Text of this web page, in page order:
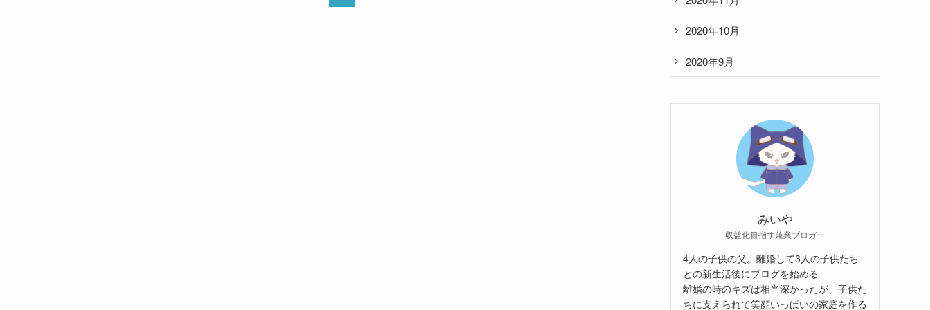
2020年10月
2020年9月
みいや
収益化目指す兼業ブロガー
4人の子供の父。離婚して3人の子供たち
との新生活後にブログを始める
離婚の時のキズは相当深かったが、子供た
ちに支えられて笑顔いっぱいの家庭を作る